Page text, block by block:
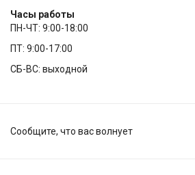
Часы работы
ПН-ЧТ: 9:00-18:00
ПТ: 9:00-17:00
СБ-ВС: выходной
Сообщите, что вас волнует